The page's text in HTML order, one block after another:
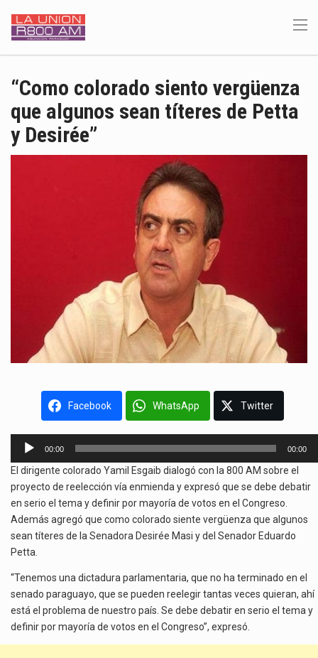
“Como colorado siento vergüenza
que algunos sean títeres de Petta
y Desirée”
Facebook WhatsApp Twitter
Reproductor
audio
00:00 00:00
El dirigente colorado Yamil Esgaib dialogó con la 800 AM sobre el
proyecto de reelección vía enmienda y expresó que se debe debatir
en serio el tema y definir por mayoría de votos en el Congreso.
Además agregó que como colorado siente vergüenza que algunos
sean títeres de la Senadora Desirée Masi y del Senador Eduardo
Petta.
“Tenemos una dictadura parlamentaria, que no ha terminado en el
senado paraguayo, que se pueden reelegir tantas veces quieran, ahí
está el problema de nuestro país. Se debe debatir en serio el tema y
definir por mayoría de votos en el Congreso”, expresó.